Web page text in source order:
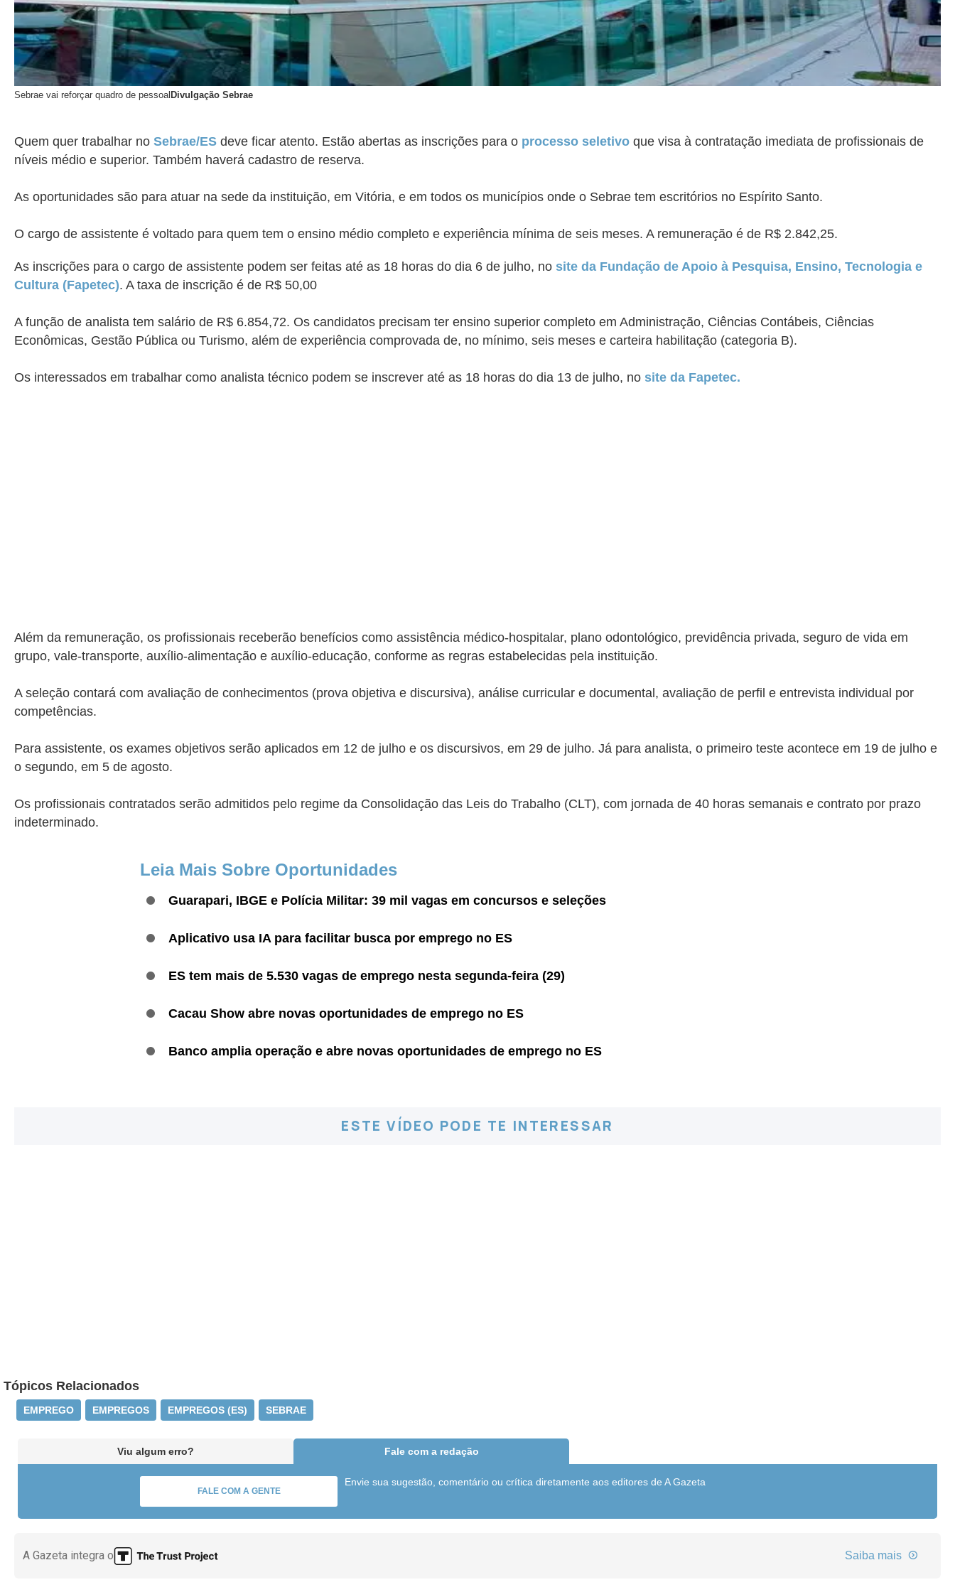
Sebrae vai reforçar quadro de pessoal Divulgação Sebrae
Quem quer trabalhar no Sebrae/ES deve ficar atento. Estão abertas as inscrições para o processo seletivo que visa à contratação imediata de profissionais de
níveis médio e superior. Também haverá cadastro de reserva.
As oportunidades são para atuar na sede da instituição, em Vitória, e em todos os municípios onde o Sebrae tem escritórios no Espírito Santo.
O cargo de assistente é voltado para quem tem o ensino médio completo e experiência mínima de seis meses. A remuneração é de R$ 2.842,25.
As inscrições para o cargo de assistente podem ser feitas até as 18 horas do dia 6 de julho, no site da Fundação de Apoio à Pesquisa, Ensino, Tecnologia e
Cultura (Fapetec). A taxa de inscrição é de R$ 50,00
A função de analista tem salário de R$ 6.854,72. Os candidatos precisam ter ensino superior completo em Administração, Ciências Contábeis, Ciências
Econômicas, Gestão Pública ou Turismo, além de experiência comprovada de, no mínimo, seis meses e carteira habilitação (categoria B).
Os interessados em trabalhar como analista técnico podem se inscrever até as 18 horas do dia 13 de julho, no site da Fapetec.
Além da remuneração, os profissionais receberão benefícios como assistência médico-hospitalar, plano odontológico, previdência privada, seguro de vida em
grupo, vale-transporte, auxílio-alimentação e auxílio-educação, conforme as regras estabelecidas pela instituição.
A seleção contará com avaliação de conhecimentos (prova objetiva e discursiva), análise curricular e documental, avaliação de perfil e entrevista individual por
competências.
Para assistente, os exames objetivos serão aplicados em 12 de julho e os discursivos, em 29 de julho. Já para analista, o primeiro teste acontece em 19 de julho e
o segundo, em 5 de agosto.
Os profissionais contratados serão admitidos pelo regime da Consolidação das Leis do Trabalho (CLT), com jornada de 40 horas semanais e contrato por prazo
indeterminado.
Leia Mais Sobre Oportunidades
Guarapari, IBGE e Polícia Militar: 39 mil vagas em concursos e seleções
Aplicativo usa IA para facilitar busca por emprego no ES
ES tem mais de 5.530 vagas de emprego nesta segunda-feira (29)
Cacau Show abre novas oportunidades de emprego no ES
Banco amplia operação e abre novas oportunidades de emprego no ES
ESTE VÍDEO PODE TE INTERESSAR
Tópicos Relacionados
EMPREGO EMPREGOS EMPREGOS (ES) SEBRAE
Viu algum erro? Fale com a redação
FALE COM A GENTE
Envie sua sugestão, comentário ou crítica diretamente aos editores de A Gazeta
A Gazeta integra o Saiba mais